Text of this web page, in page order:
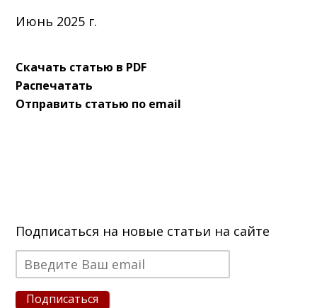
Июнь 2025 г.
Скачать статью в PDF
Распечатать
Отправить статью по email
Подписаться на новые статьи на сайте
Подписаться